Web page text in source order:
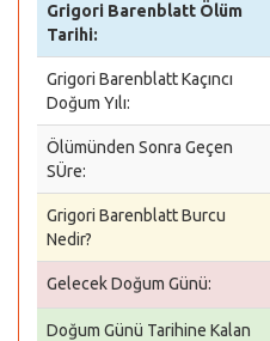
Grigori Barenblatt Ölüm
Tarihi:
Grigori Barenblatt Kaçıncı
Doğum Yılı:
Ölümünden Sonra Geçen
SÜre:
Grigori Barenblatt Burcu
Nedir?
Gelecek Doğum Günü:
Doğum Günü Tarihine Kalan